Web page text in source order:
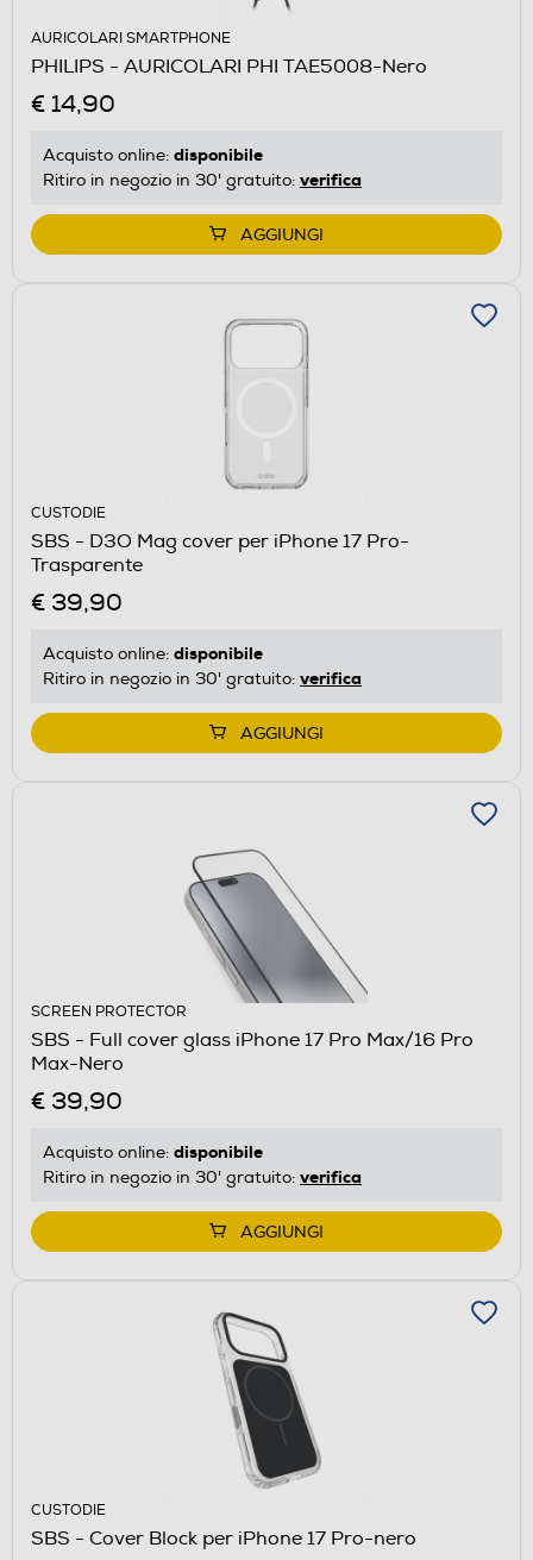
AURICOLARI SMARTPHONE
PHILIPS - AURICOLARI PHI TAE5008-Nero
€ 14,90
Acquisto online: disponibile
Ritiro in negozio in 30' gratuito: verifica
AGGIUNGI
CUSTODIE
SBS - D3O Mag cover per iPhone 17 Pro-
Trasparente
€ 39,90
Acquisto online: disponibile
Ritiro in negozio in 30' gratuito: verifica
AGGIUNGI
SCREEN PROTECTOR
SBS - Full cover glass iPhone 17 Pro Max/16 Pro
Max-Nero
€ 39,90
Acquisto online: disponibile
Ritiro in negozio in 30' gratuito: verifica
AGGIUNGI
CUSTODIE
SBS - Cover Block per iPhone 17 Pro-nero